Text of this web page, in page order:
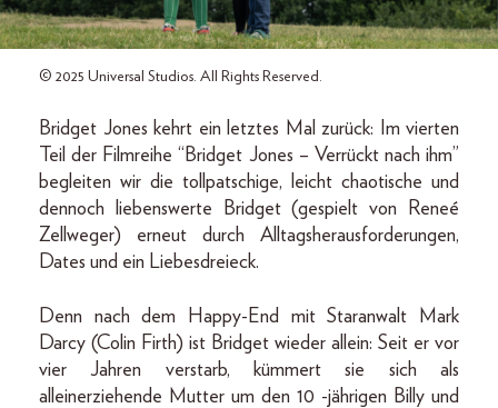
© 2025 Universal Studios. All Rights Reserved.
Bridget Jones kehrt ein letztes Mal zurück: Im vierten
Teil der Filmreihe “Bridget Jones – Verrückt nach ihm”
begleiten wir die tollpatschige, leicht chaotische und
dennoch liebenswerte Bridget (gespielt von Reneé
Zellweger) erneut durch Alltagsherausforderungen,
Dates und ein Liebesdreieck.
Denn nach dem Happy-End mit Staranwalt Mark
Darcy (Colin Firth) ist Bridget wieder allein: Seit er vor
vier Jahren verstarb, kümmert sie sich als
alleinerziehende Mutter um den 10 -jährigen Billy und